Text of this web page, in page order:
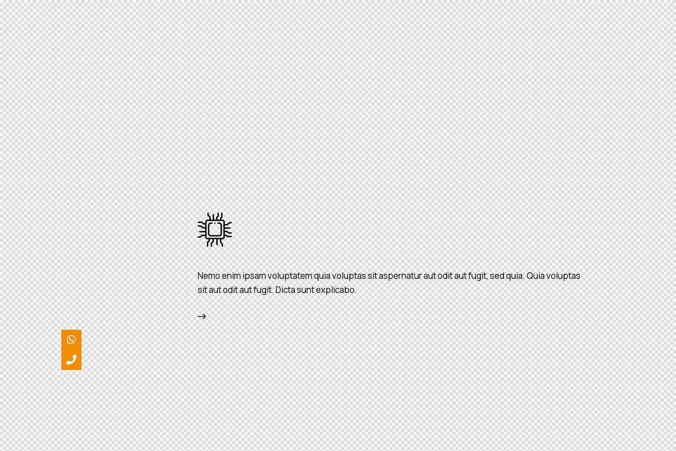
Nemo enim ipsam voluptatem quia voluptas sit aspernatur aut odit aut fugit, sed quia. Quia voluptas
sit aut odit aut fugit. Dicta sunt explicabo.